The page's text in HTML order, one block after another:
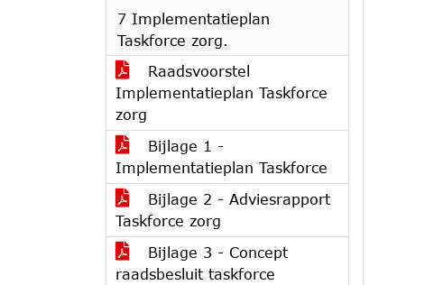
7 Implementatieplan
Taskforce zorg.
Raadsvoorstel
Implementatieplan Taskforce
zorg
Bijlage 1 -
Implementatieplan Taskforce
Bijlage 2 - Adviesrapport
Taskforce zorg
Bijlage 3 - Concept
raadsbesluit taskforce